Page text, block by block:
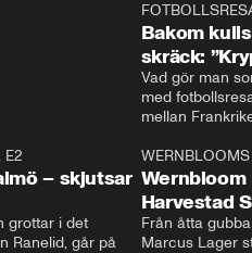
Bakom
skräck:
Vad gör man
med
E2
– skjutsar
grottar i det
Ranelid, går på
Harvestad
Från åtta
Marcus Lager